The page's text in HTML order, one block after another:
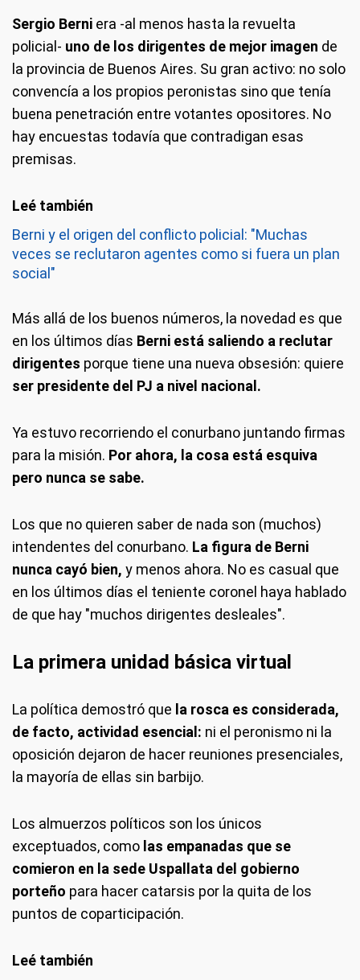
Sergio Berni era -al menos hasta la revuelta
policial- uno de los dirigentes de mejor imagen de
la provincia de Buenos Aires. Su gran activo: no solo
convencía a los propios peronistas sino que tenía
buena penetración entre votantes opositores. No
hay encuestas todavía que contradigan esas
premisas.
Berni y el origen del conflicto policial: "Muchas
veces se reclutaron agentes como si fuera un plan
social"
Más allá de los buenos números, la novedad es que
en los últimos días Berni está saliendo a reclutar
dirigentes porque tiene una nueva obsesión: quiere
ser presidente del PJ a nivel nacional.
Ya estuvo recorriendo el conurbano juntando firmas
para la misión. Por ahora, la cosa está esquiva
pero nunca se sabe.
Los que no quieren saber de nada son (muchos)
intendentes del conurbano. La figura de Berni
nunca cayó bien, y menos ahora. No es casual que
en los últimos días el teniente coronel haya hablado
de que hay "muchos dirigentes desleales".
La primera unidad básica virtual
La política demostró que la rosca es considerada,
de facto, actividad esencial: ni el peronismo ni la
oposición dejaron de hacer reuniones presenciales,
la mayoría de ellas sin barbijo.
Los almuerzos políticos son los únicos
exceptuados, como las empanadas que se
comieron en la sede Uspallata del gobierno
porteño para hacer catarsis por la quita de los
puntos de coparticipación.